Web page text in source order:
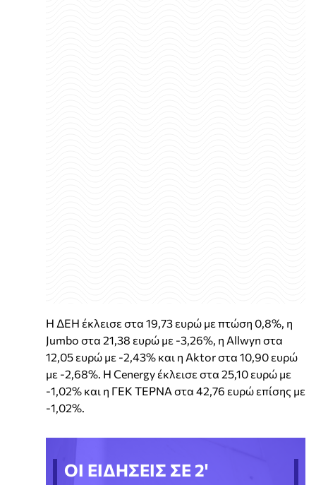
Η ΔΕΗ έκλεισε στα 19,73 ευρώ με πτώση 0,8%, η
Jumbo στα 21,38 ευρώ με -3,26%, η Allwyn στα
12,05 ευρώ με -2,43% και η Aktor στα 10,90 ευρώ
με -2,68%. Η Cenergy έκλεισε στα 25,10 ευρώ με
-1,02% και η ΓΕΚ ΤΕΡΝΑ στα 42,76 ευρώ επίσης με
-1,02%.
ΟΙ ΕΙΔΗΣΕΙΣ ΣΕ 2'